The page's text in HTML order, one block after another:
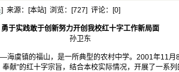
] 来源：[本站] 浏览：[727] 评论：[0]
勇于实践敢于创新努力开创我校红十字工作新局面
孙卫东
镇的福山，是一所典型的农村中学。2001年11月
献”的红十字宗旨，结合本校实际情况，开展了一系